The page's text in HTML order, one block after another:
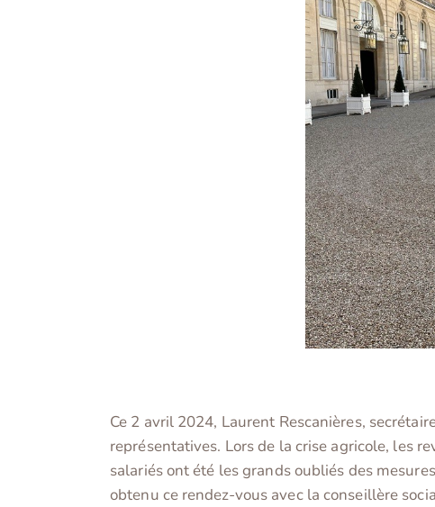
Ce 2 avril 2024, Laurent Rescanières,
représentatives. Lors de la crise agricole, les
salariés ont été les grands oubliés des
obtenu ce rendez-vous avec la conseillère